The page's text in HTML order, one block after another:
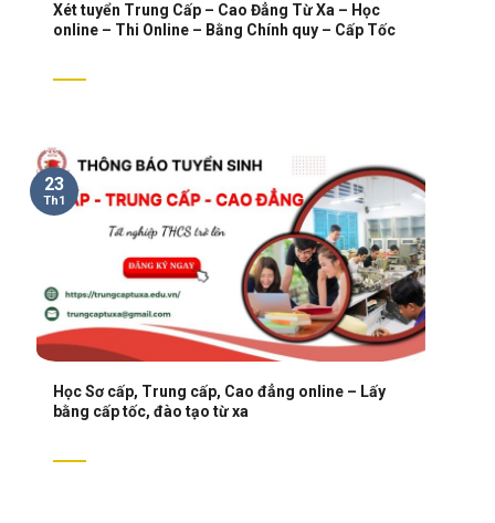
Xét tuyển Trung Cấp – Cao Đẳng Từ Xa – Học
online – Thi Online – Bằng Chính quy – Cấp Tốc
Học Sơ cấp, Trung cấp, Cao đẳng online – Lấy
bằng cấp tốc, đào tạo từ xa
23
Th1